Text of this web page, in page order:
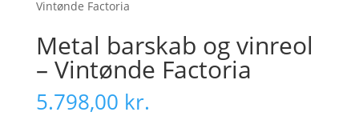
Vintønde Factoria
Metal barskab og vinreol
– Vintønde Factoria
5.798,00 kr.